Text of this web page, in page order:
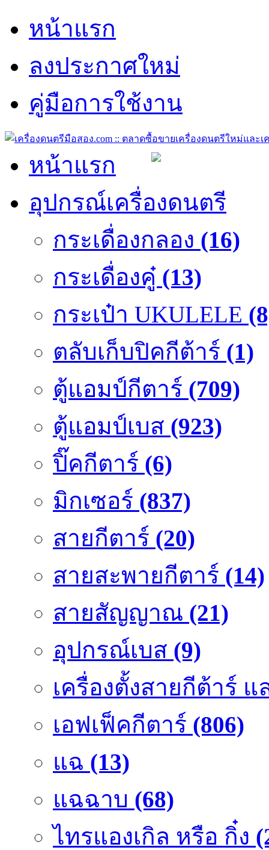
หน้าแรก
ลงประกาศใหม่
คู่มือการใช้งาน
หน้าแรก
อุปกรณ์เครื่องดนตรี
กระเดื่องกลอง (16)
กระเดื่องคู๋ (13)
กระเป๋า UKULELE
ตลับเก็บปิคกีต้าร์ (1)
ตู้แอมป์กีตาร์ (709)
ตู้แอมป์เบส (923)
ปิ๊คกีตาร์ (6)
มิกเซอร์ (837)
สายกีตาร์ (20)
สายสะพายกีตาร์ (14)
สายสัญญาณ (21)
อุปกรณ์เบส (9)
เครื่องตั้งสายกีต้าร์ แ
เอฟเฟ็คกีตาร์ (806)
แฉ (13)
แฉฉาบ (68)
ไทรแองเกิล หรือ กิ๋ง